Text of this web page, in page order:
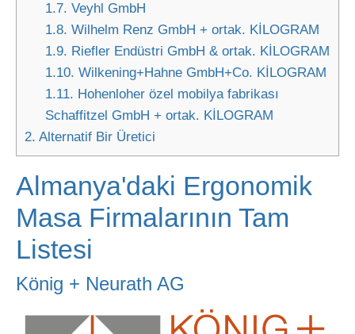
1.7. Veyhl GmbH
1.8. Wilhelm Renz GmbH + ortak. KİLOGRAM
1.9. Riefler Endüstri GmbH & ortak. KİLOGRAM
1.10. Wilkening+Hahne GmbH+Co. KİLOGRAM
1.11. Hohenloher özel mobilya fabrikası
Schaffitzel GmbH + ortak. KİLOGRAM
2. Alternatif Bir Üretici
Almanya'daki Ergonomik
Masa Firmalarının Tam
Listesi
König + Neurath AG